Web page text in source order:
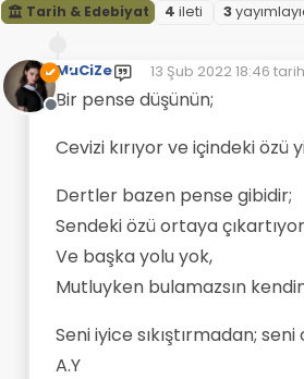
Tarih & Edebiyat 4 i̇leti 3
Çevrimdışı
MuCiZe 13 Şub 2022 18:46
Son düzenleyen:
Bir pense düşünün;
Cevizi kırıyor ve içindeki özü
Dertler bazen pense gibidir;
Sendeki özü ortaya
Ve başka yolu yok,
Mutluyken bulamazsın
Seni iyice sıkıştırmadan;
A.Y